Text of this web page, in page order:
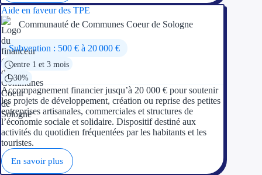
Aide en faveur des TPE
Communauté de Communes Coeur de Sologne
Subvention : 500 € à 20 000 €
entre 1 et 3 mois
30%
Accompagnement financier jusqu’à 20 000 € pour soutenir
les projets de développement, création ou reprise des petites
entreprises artisanales, commerciales et structures de
l’économie sociale et solidaire. Dispositif destiné aux
activités du quotidien fréquentées par les habitants et les
touristes.
En savoir plus